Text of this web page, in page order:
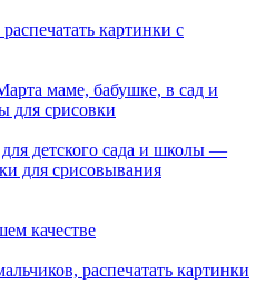
картинки с
маме, бабушке, в сад и
для срисовки
детского сада и школы —
для срисовывания
качестве
распечатать картинки